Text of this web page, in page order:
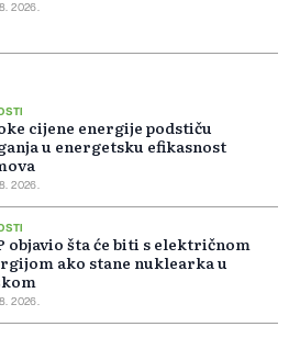
2026.
cijene energije podstiču
u energetsku efikasnost
2026.
objavio šta će biti s električnom
ako stane nuklearka u
2026.